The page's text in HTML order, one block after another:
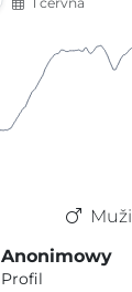
Muži
Anonimowy
Profil